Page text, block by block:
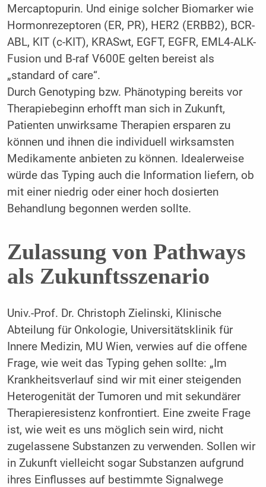
Mercaptopurin. Und einige solcher Biomarker wie
Hormonrezeptoren (ER, PR), HER2 (ERBB2), BCR-
ABL, KIT (c-KIT), KRASwt, EGFT, EGFR, EML4-ALK-
Fusion und B-raf V600E gelten bereist als
„standard of care“.
Durch Genotyping bzw. Phänotyping bereits vor
Therapiebeginn erhofft man sich in Zukunft,
Patienten unwirksame Therapien ersparen zu
können und ihnen die individuell wirksamsten
Medikamente anbieten zu können. Idealerweise
würde das Typing auch die Information liefern, ob
mit einer niedrig oder einer hoch dosierten
Behandlung begonnen werden sollte.
Zulassung von Pathways
als Zukunftsszenario
Univ.-Prof. Dr. Christoph Zielinski, Klinische
Abteilung für Onkologie, Universitätsklinik für
Innere Medizin, MU Wien, verwies auf die offene
Frage, wie weit das Typing gehen sollte: „Im
Krankheitsverlauf sind wir mit einer steigenden
Heterogenität der Tumoren und mit sekundärer
Therapieresistenz konfrontiert. Eine zweite Frage
ist, wie weit es uns möglich sein wird, nicht
zugelassene Substanzen zu verwenden. Sollen wir
in Zukunft vielleicht sogar Substanzen aufgrund
ihres Einflusses auf bestimmte Signalwege